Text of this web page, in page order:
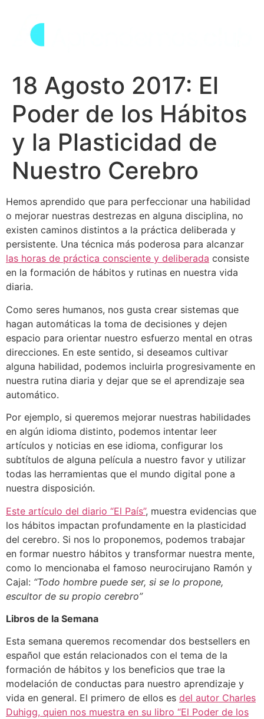
content
18 Agosto 2017: El
Poder de los Hábitos
y la Plasticidad de
Nuestro Cerebro
Hemos aprendido que para perfeccionar una habilidad
o mejorar nuestras destrezas en alguna disciplina, no
existen caminos distintos a la práctica deliberada y
persistente. Una técnica más poderosa para alcanzar
las horas de práctica consciente y deliberada consiste
en la formación de hábitos y rutinas en nuestra vida
diaria.
Como seres humanos, nos gusta crear sistemas que
hagan automáticas la toma de decisiones y dejen
espacio para orientar nuestro esfuerzo mental en otras
direcciones. En este sentido, si deseamos cultivar
alguna habilidad, podemos incluirla progresivamente en
nuestra rutina diaria y dejar que se el aprendizaje sea
automático.
Por ejemplo, si queremos mejorar nuestras habilidades
en algún idioma distinto, podemos intentar leer
artículos y noticias en ese idioma, configurar los
subtítulos de alguna película a nuestro favor y utilizar
todas las herramientas que el mundo digital pone a
nuestra disposición.
Este artículo del diario “El País”, muestra evidencias que
los hábitos impactan profundamente en la plasticidad
del cerebro. Si nos lo proponemos, podemos trabajar
en formar nuestro hábitos y transformar nuestra mente,
como lo mencionaba el famoso neurocirujano Ramón y
Cajal: “Todo hombre puede ser, si se lo propone,
escultor de su propio cerebro”
Libros de la Semana
Esta semana queremos recomendar dos bestsellers en
español que están relacionados con el tema de la
formación de hábitos y los beneficios que trae la
modelación de conductas para nuestro aprendizaje y
vida en general. El primero de ellos es del autor Charles
Duhigg, quien nos muestra en su libro “El Poder de los